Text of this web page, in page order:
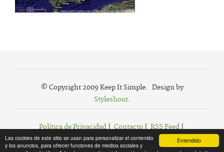
Entendido
Las cookies de este sitio se usan para personalizar el contenido
y los anuncios, para ofrecer funciones de medios sociales y
© Copyright 2009 Keep It Simple. Design by
Styleshout.
Política de Privacidad| Contacto| RSS Feed|
Agregar a Favoritos